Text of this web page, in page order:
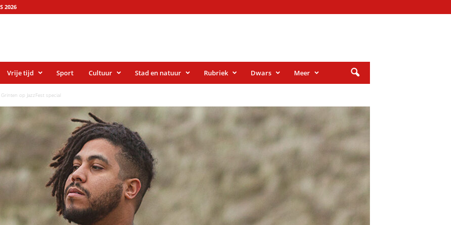
2026
Vrije tijd Sport Cultuur Stad en natuur Rubriek Dwars Meer
op JazzFest special